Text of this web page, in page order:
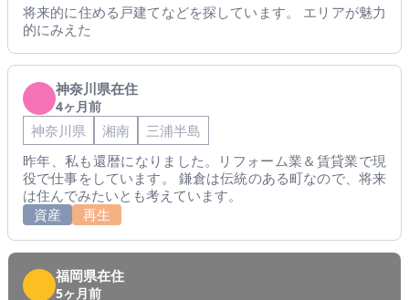
将来的に住める戸建てなどを探しています。 エリアが魅力
的にみえた
神奈川県在住
4ヶ月前
神奈川県 湘南
三浦半島
昨年、私も還暦になりました。リフォーム業＆賃貸業で現
役で仕事をしています。 鎌倉は伝統のある町なので、将来
は住んでみたいとも考えています。
資産
再生
福岡県在住
5ヶ月前